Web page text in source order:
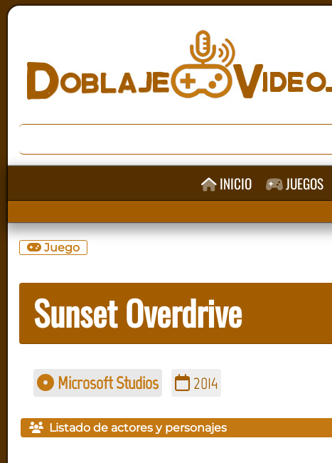
INICIO JUEGOS
Juego
Sunset Overdrive
Microsoft Studios 2014
Listado de actores y personajes